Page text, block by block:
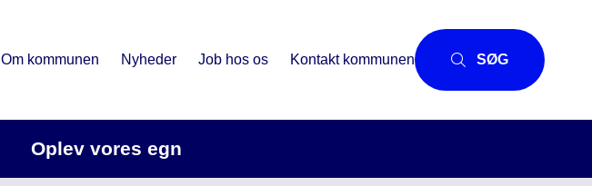
Om kommunen Nyheder Job hos os Kontakt kommunen SØG
Oplev vores egn